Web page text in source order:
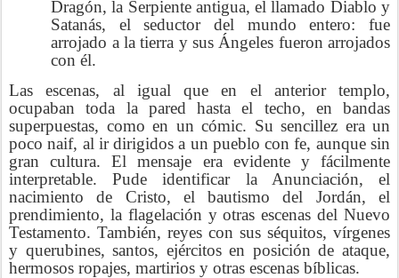
Dragón, la Serpiente antigua, el llamado Diablo y
Satanás, el seductor del mundo entero: fue
arrojado a la tierra y sus Ángeles fueron arrojados
con él.
Las escenas, al igual que en el anterior templo,
ocupaban toda la pared hasta el techo, en bandas
superpuestas, como en un cómic. Su sencillez era un
poco naif, al ir dirigidos a un pueblo con fe, aunque sin
gran cultura. El mensaje era evidente y fácilmente
interpretable. Pude identificar la Anunciación, el
nacimiento de Cristo, el bautismo del Jordán, el
prendimiento, la flagelación y otras escenas del Nuevo
Testamento. También, reyes con sus séquitos, vírgenes
y querubines, santos, ejércitos en posición de ataque,
hermosos ropajes, martirios y otras escenas bíblicas.